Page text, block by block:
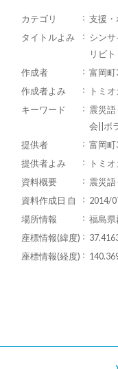
カテゴリ
支援・
タイトルよみ
シン
リビ
作成者
富岡町
作成者よみ
トミ
キーワード
震災
会||ボ
提供者
富岡町
提供者よみ
トミ
資料概要
震災語
資料作成日 自
2014/
場所情報
福島県
座標情報(緯度)
座標情報(経度)